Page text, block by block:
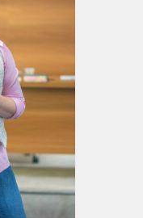
na AMF;
de Santa
em Saúde
Federal do
abordagem
University
Especialista
do Bem-
Católica
em Educação
e Práticas
Faculdade de
nos cursos de
Informação e
Identidade
da AMF;
área de
e Interfaces
de
em Pesquisa
AMF.